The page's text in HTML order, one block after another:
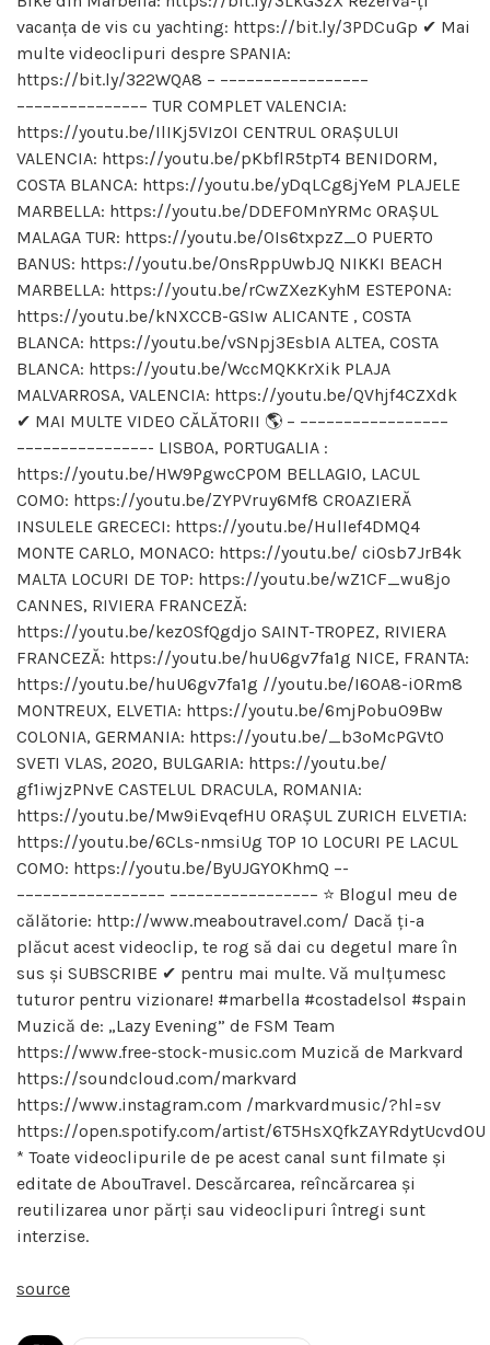
vacanța de vis cu yachting: https://bit.ly/3PDCuGp ✔ Mai
multe videoclipuri despre SPANIA:
https://bit.ly/322WQA8 – –––––––––––––––––
––––––––––––––– TUR COMPLET VALENCIA:
https://youtu.be/IlIKj5VIzOI CENTRUL ORAȘULUI
VALENCIA: https://youtu.be/pKbflR5tpT4 BENIDORM,
COSTA BLANCA: https://youtu.be/yDqLCg8jYeM PLAJELE
MARBELLA: https://youtu.be/DDEF0MnYRMc ORAȘUL
MALAGA TUR: https://youtu.be/0Is6txpzZ_0 PUERTO
BANUS: https://youtu.be/0nsRppUwbJQ NIKKI BEACH
MARBELLA: https://youtu.be/rCwZXezKyhM ESTEPONA:
https://youtu.be/kNXCCB-GSIw ALICANTE , COSTA
BLANCA: https://youtu.be/vSNpj3EsbIA ALTEA, COSTA
BLANCA: https://youtu.be/WccMQKKrXik PLAJA
MALVARROSA, VALENCIA: https://youtu.be/QVhjf4CZXdk
✔ MAI MULTE VIDEO CĂLĂTORII 🌎 – –––––––––––––––––
–––––––––––––––- LISBOA, PORTUGALIA :
https://youtu.be/HW9PgwcCP0M BELLAGIO, LACUL
COMO: https://youtu.be/ZYPVruy6Mf8 CROAZIERĂ
INSULELE GRECECI: https://youtu.be/HulIef4DMQ4
MONTE CARLO, MONACO: https://youtu.be/ ci0sb7JrB4k
MALTA LOCURI DE TOP: https://youtu.be/wZ1CF_wu8jo
CANNES, RIVIERA FRANCEZĂ:
https://youtu.be/kez0SfQgdjo SAINT-TROPEZ, RIVIERA
FRANCEZĂ: https://youtu.be/huU6gv7fa1g NICE, FRANTA:
https://youtu.be/huU6gv7fa1g //youtu.be/I60A8-iORm8
MONTREUX, ELVETIA: https://youtu.be/6mjPobu09Bw
COLONIA, GERMANIA: https://youtu.be/_b3oMcPGVt0
SVETI VLAS, 2020, BULGARIA: https://youtu.be/
gf1iwjzPNvE CASTELUL DRACULA, ROMANIA:
https://youtu.be/Mw9iEvqefHU ORAȘUL ZURICH ELVETIA:
https://youtu.be/6CLs-nmsiUg TOP 10 LOCURI PE LACUL
COMO: https://youtu.be/ByUJGY0KhmQ –-
––––––––––––––––– ––––––––––––––––– ⭐ Blogul meu de
călătorie: http://www.meaboutravel.com/ Dacă ți-a
plăcut acest videoclip, te rog să dai cu degetul mare în
sus și SUBSCRIBE ✔ pentru mai multe. Vă mulțumesc
tuturor pentru vizionare! #marbella #costadelsol #spain
Muzică de: „Lazy Evening” de FSM Team
https://www.free-stock-music.com Muzică de Markvard
https://soundcloud.com/markvard
https://www.instagram.com /markvardmusic/?hl=sv
https://open.spotify.com/artist/6T5HsXQfkZAYRdytUcvd0U
* Toate videoclipurile de pe acest canal sunt filmate și
editate de AbouTravel. Descărcarea, reîncărcarea și
reutilizarea unor părți sau videoclipuri întregi sunt
interzise.
source